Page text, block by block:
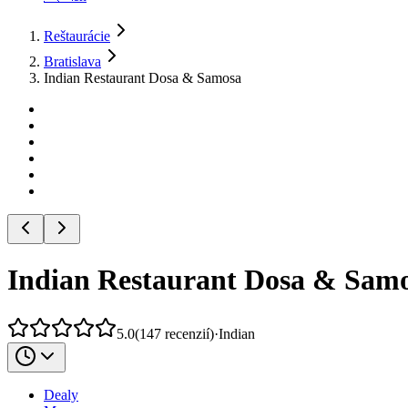
Reštaurácie
Bratislava
Indian Restaurant Dosa & Samosa
Indian Restaurant Dosa &
5.0(147 recenzií)·Indian
Dealy